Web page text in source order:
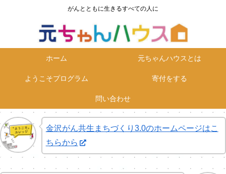
がんとともに生きるすべての人に
ホーム 元ちゃんハウスとは
ようこそプログラム 寄付をする
問い合わせ
金沢がん共生まちづくり3.0のホームページはこ
ちらから